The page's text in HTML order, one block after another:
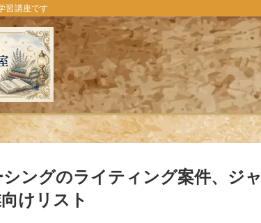
習講座です
ングのライティング案件、ジ
けリスト